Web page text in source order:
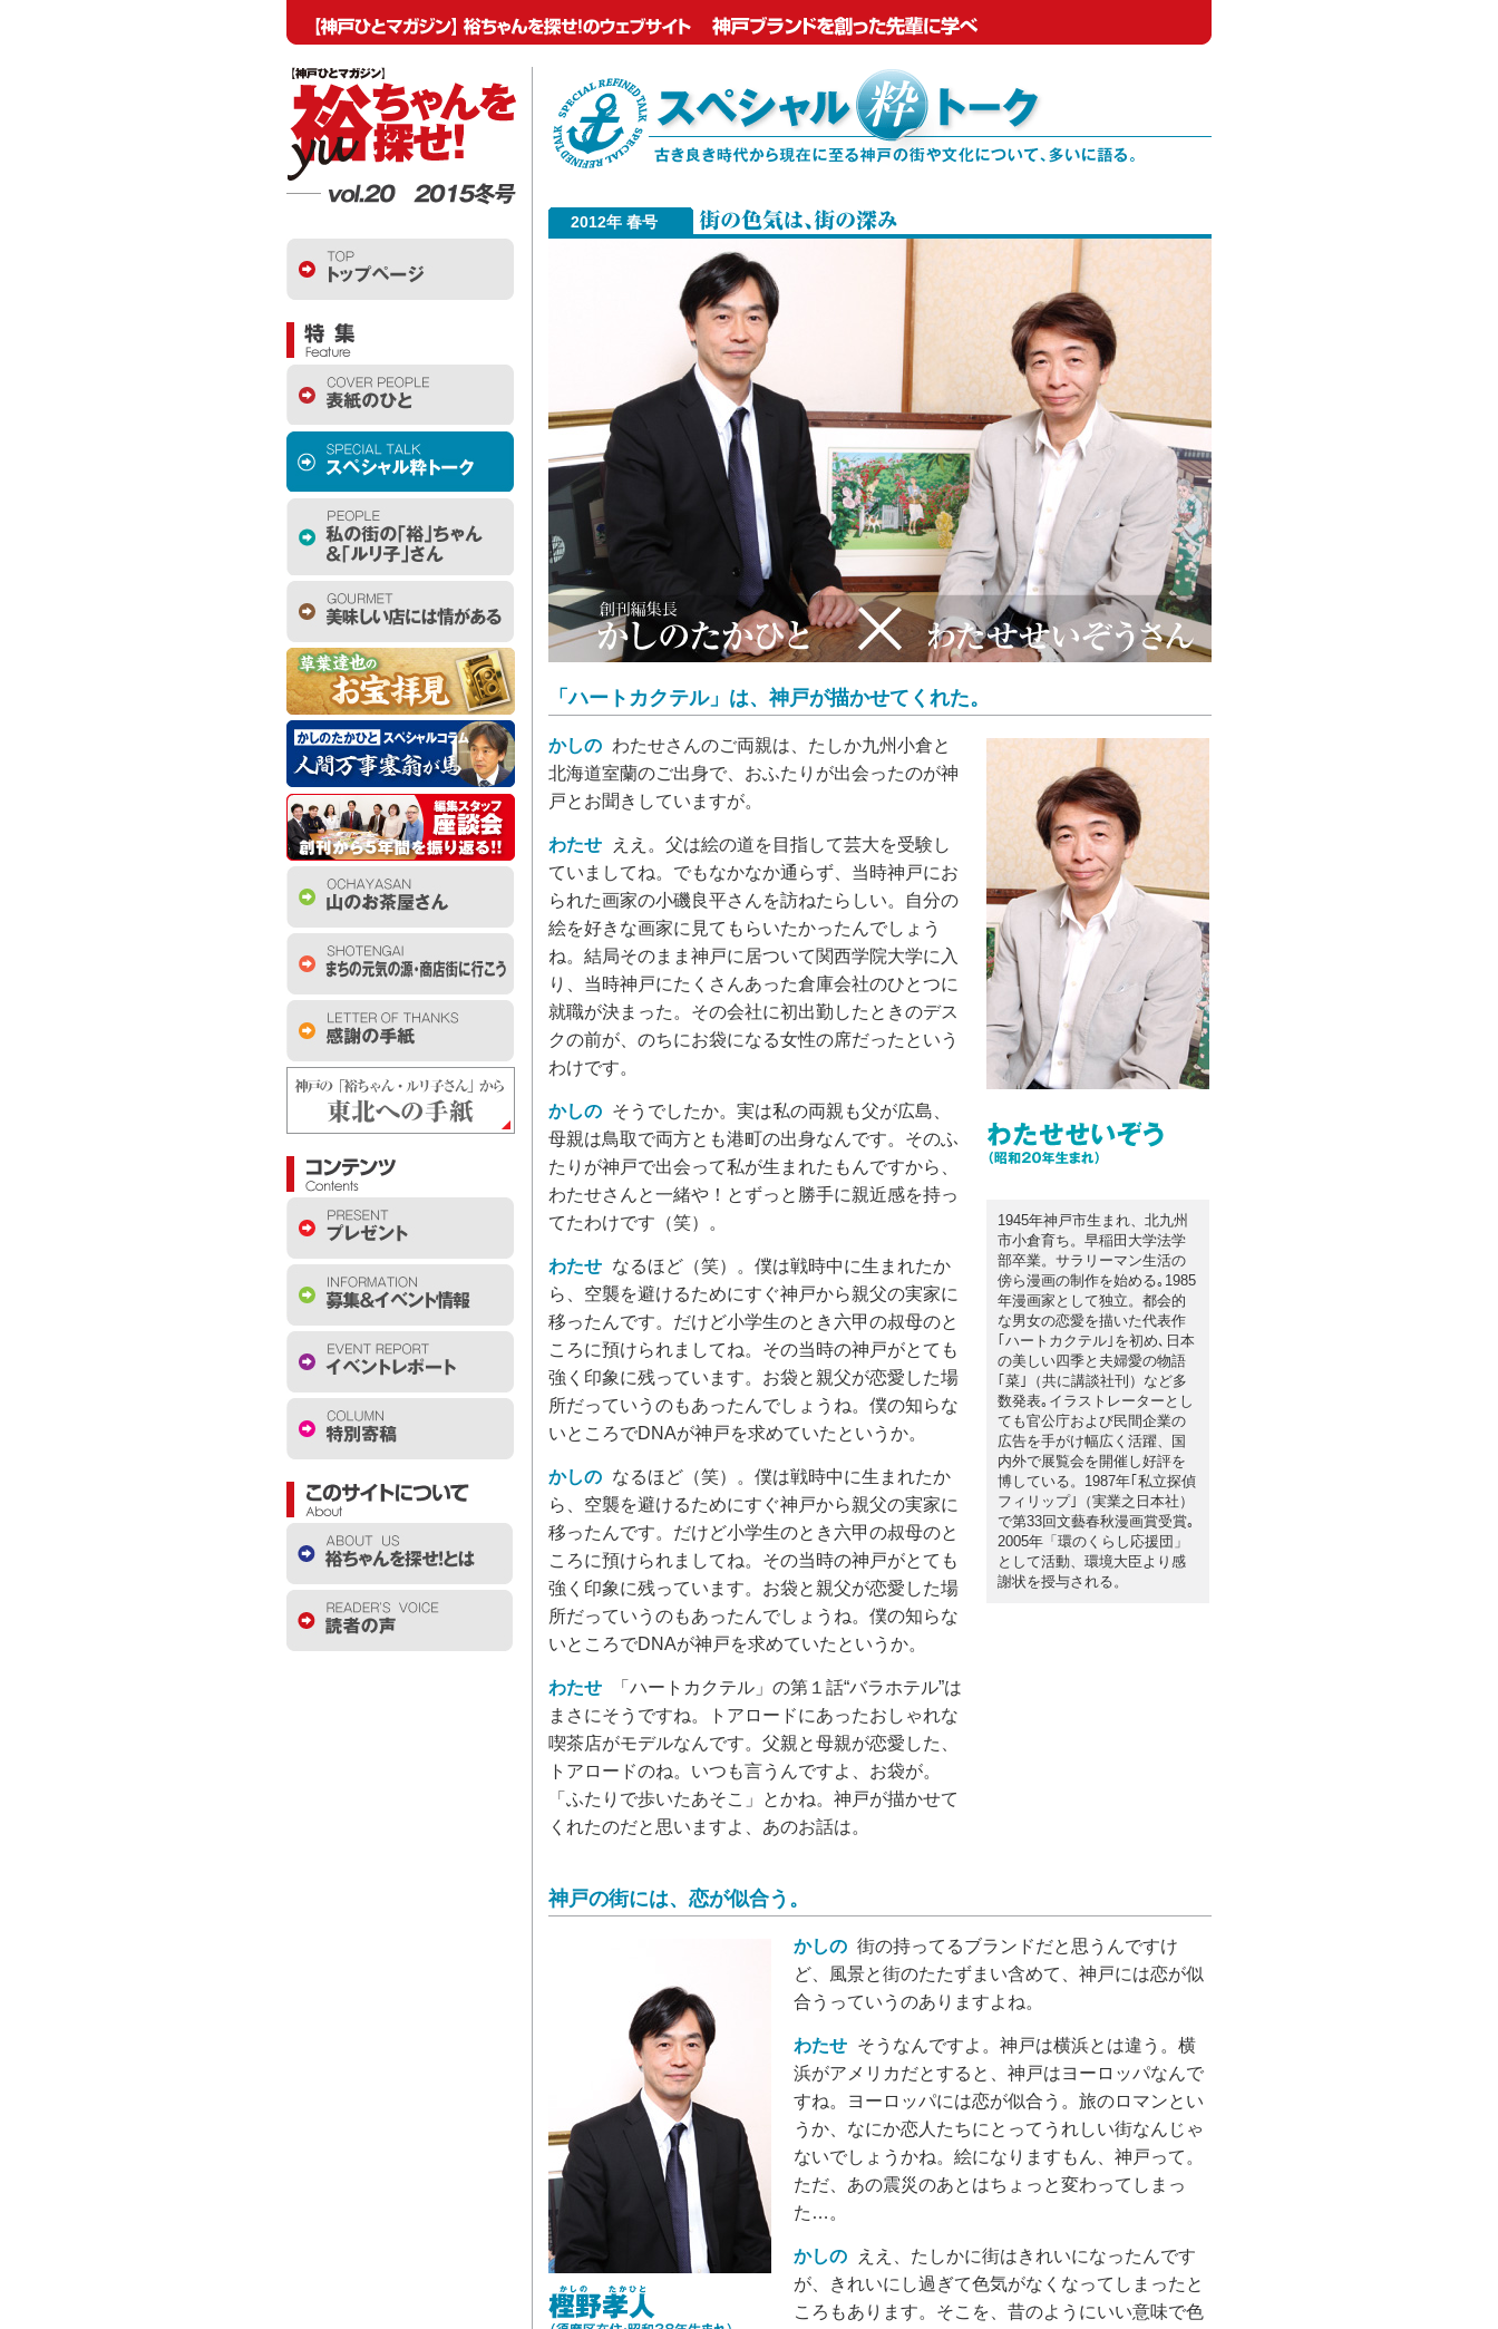
2012年 春号
「ハートカクテル」は、神戸が描かせてくれた。
かしの わたせさんのご両親は、たしか九州小倉と
北海道室蘭のご出身で、おふたりが出会ったのが神
戸とお聞きしていますが。
わたせ
ええ。父は絵の道を目指して芸大を受験し
ていましてね。でもなかなか通らず、当時神戸にお
られた画家の小磯良平さんを訪ねたらしい。自分の
絵を好きな画家に見てもらいたかったんでしょう
ね。結局そのまま神戸に居ついて関西学院大学に入
り、当時神戸にたくさんあった倉庫会社のひとつに
就職が決まった。その会社に初出勤したときのデス
クの前が、のちにお袋になる女性の席だったという
わけです。
かしの そうでしたか。実は私の両親も父が広島、
母親は鳥取で両方とも港町の出身なんです。そのふ
たりが神戸で出会って私が生まれたもんですから、
わたせさんと一緒や！とずっと勝手に親近感を持っ
てたわけです（笑）。
わたせ なるほど（笑）。僕は戦時中に生まれたか
ら、空襲を避けるためにすぐ神戸から親父の実家に
移ったんです。だけど小学生のとき六甲の叔母のと
ころに預けられましてね。その当時の神戸がとても
強く印象に残っています。お袋と親父が恋愛した場
所だっていうのもあったんでしょうね。僕の知らな
いところでDNAが神戸を求めていたというか。
かしの なるほど（笑）。僕は戦時中に生まれたか
ら、空襲を避けるためにすぐ神戸から親父の実家に
移ったんです。だけど小学生のとき六甲の叔母のと
ころに預けられましてね。その当時の神戸がとても
強く印象に残っています。お袋と親父が恋愛した場
所だっていうのもあったんでしょうね。僕の知らな
いところでDNAが神戸を求めていたというか。
わたせ
「ハートカクテル」の第１話“バラホテル”は
まさにそうですね。トアロードにあったおしゃれな
喫茶店がモデルなんです。父親と母親が恋愛した、
トアロードのね。いつも言うんですよ、お袋が。
「ふたりで歩いたあそこ」とかね。神戸が描かせて
くれたのだと思いますよ、あのお話は。
1945年神戸市生まれ、北九州
市小倉育ち。早稲田大学法学
部卒業。サラリーマン生活の
傍ら漫画の制作を始める｡1985
年漫画家として独立。都会的
な男女の恋愛を描いた代表作
｢ハートカクテル｣を初め､日本
の美しい四季と夫婦愛の物語
｢菜｣（共に講談社刊）など多
数発表｡イラストレーターとし
ても官公庁および民間企業の
広告を手がけ幅広く活躍、国
内外で展覧会を開催し好評を
博している。1987年｢私立探偵
フィリップ｣（実業之日本社）
で第33回文藝春秋漫画賞受賞｡
2005年「環のくらし応援団」
として活動、環境大臣より感
謝状を授与される。
神戸の街には、恋が似合う。
かしの 街の持ってるブランドだと思うんですけ
ど、風景と街のたたずまい含めて、神戸には恋が似
合うっていうのありますよね。
わたせ そうなんですよ。神戸は横浜とは違う。横
浜がアメリカだとすると、神戸はヨーロッパなんで
すね。ヨーロッパには恋が似合う。旅のロマンとい
うか、なにか恋人たちにとってうれしい街なんじゃ
ないでしょうかね。絵になりますもん、神戸って。
ただ、あの震災のあとはちょっと変わってしまっ
た…。
かしの
ええ、たしかに街はきれいになったんです
が、きれいにし過ぎて色気がなくなってしまったと
ころもあります。そこを、昔のようにいい意味で色